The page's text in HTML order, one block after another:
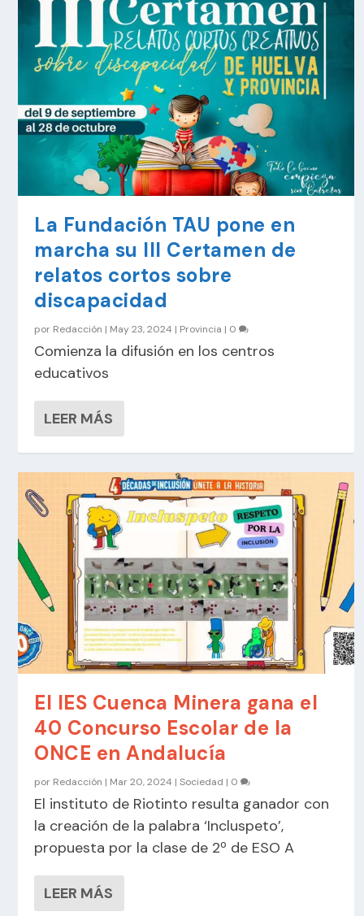
La Fundación TAU pone en
marcha su III Certamen de
relatos cortos sobre
discapacidad
por Redacción | May 23, 2024 | Provincia | 0
Comienza la difusión en los centros
educativos
LEER MÁS
El IES Cuenca Minera gana el
40 Concurso Escolar de la
ONCE en Andalucía
por Redacción | Mar 20, 2024 |Sociedad | 0
El instituto de Riotinto resulta ganador con
la creación de la palabra ‘Incluspeto’,
propuesta por la clase de 2º de ESO A
LEER MÁS